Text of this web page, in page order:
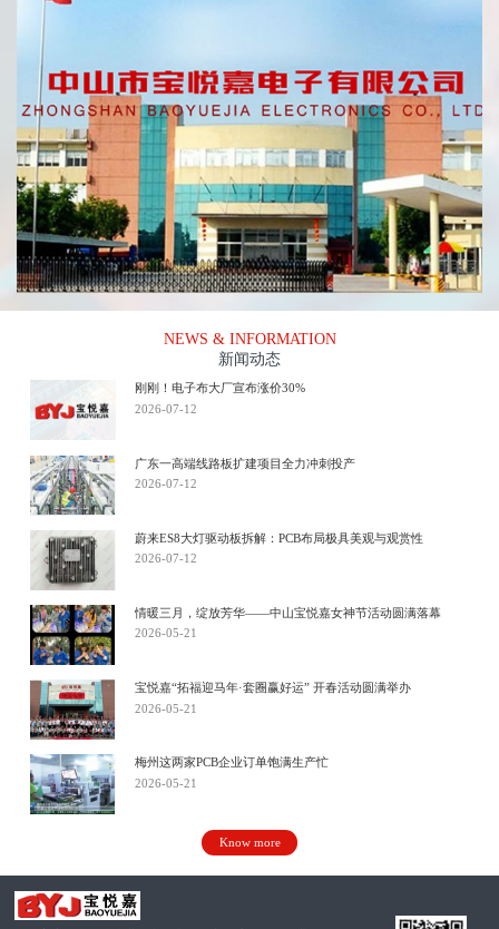
NEWS & INFORMATION
新闻动态
刚刚！电子布大厂宣布涨价30%
2026-07-12
广东一高端线路板扩建项目全力冲刺投产
2026-07-12
蔚来ES8大灯驱动板拆解：PCB布局极具美观与观赏性
2026-07-12
情暖三月，绽放芳华——中山宝悦嘉女神节活动圆满落幕
2026-05-21
宝悦嘉“拓福迎马年·套圈赢好运” 开春活动圆满举办
2026-05-21
梅州这两家PCB企业订单饱满生产忙
2026-05-21
Know more